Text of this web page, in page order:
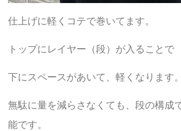
仕上げに軽くコテで巻いてます。
トップにレイヤー（段）が入ることで
下にスペースがあいて、軽くなります。
無駄に量を減らさなくても、段の構成
能です。